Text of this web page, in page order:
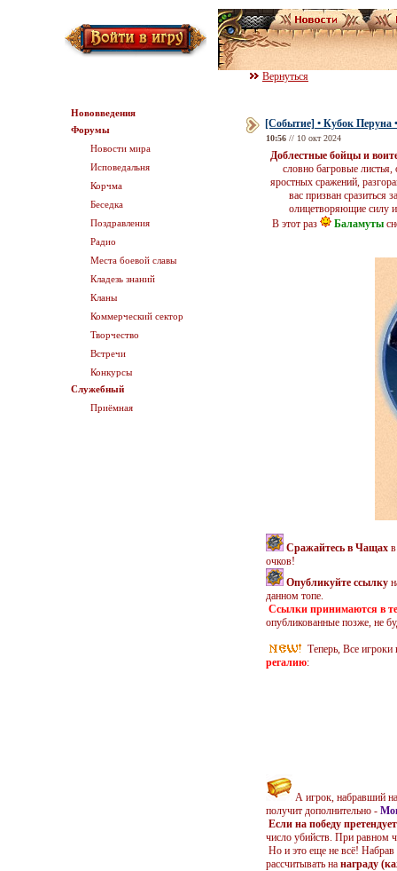
Нововведения
Форумы
Новости мира
Исповедальня
Корчма
Беседка
Поздравления
Радио
Места боевой славы
Кладезь знаний
Кланы
Коммерческий сектор
Творчество
Встречи
Конкурсы
Служебный
Приёмная
Вернуться
[Событие] • Кубок Перуна •
10:56 // 10 окт 2024
Доблестные бойцы и
словно багровые
яростных сражений,
вас призван сразиться
олицетворяющие силу
В этот раз
Баламуты
Сражайтесь в Чащах
очков!
Опубликуйте ссылку
данном топе.
Ссылки принимаются в
опубликованные позже, не
Теперь, Все
регалию:
А игрок, набравший
получит дополнительно -
Если на победу
число убийств. При равном
Но и это еще не всё!
рассчитывать на награду